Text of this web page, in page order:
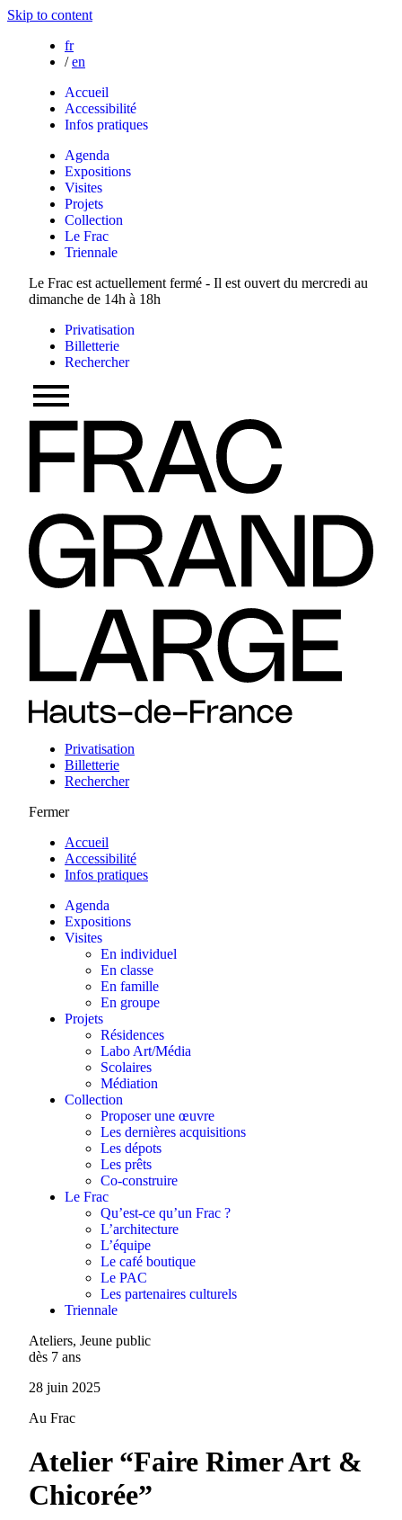
Skip to content
fr
/ en
Accueil
Accessibilité
Infos pratiques
Agenda
Expositions
Visites
Projets
Collection
Le Frac
Triennale
Le Frac est actuellement fermé - Il est ouvert du mercredi au
dimanche de 14h à 18h
Privatisation
Billetterie
Rechercher
Privatisation
Billetterie
Rechercher
Fermer
Accueil
Accessibilité
Infos pratiques
Agenda
Expositions
Visites
En individuel
En classe
En famille
En groupe
Projets
Résidences
Labo Art/Média
Scolaires
Médiation
Collection
Proposer une œuvre
Les dernières acquisitions
Les dépots
Les prêts
Co-construire
Le Frac
Qu’est-ce qu’un Frac ?
L’architecture
L’équipe
Le café boutique
Le PAC
Les partenaires culturels
Triennale
Ateliers, Jeune public
dès 7 ans
28 juin 2025
Au Frac
Atelier “Faire Rimer Art &
Chicorée”